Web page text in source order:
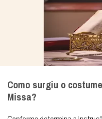
Como surgiu o
Missa?